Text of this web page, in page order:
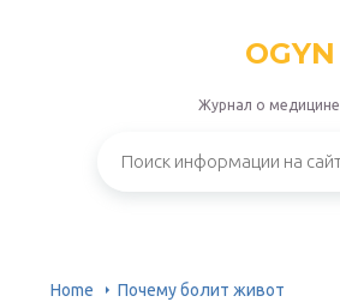
OGYN
Журнал о медицине
Home Почему болит живот